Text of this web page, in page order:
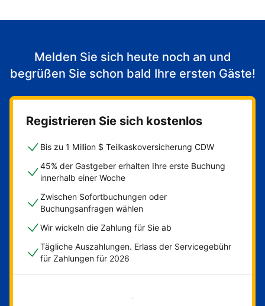
Melden Sie sich heute noch an und
begrüßen Sie schon bald Ihre ersten Gäste!
Registrieren Sie sich kostenlos
Bis zu 1 Million $ Teilkaskoversicherung CDW
45% der Gastgeber erhalten Ihre erste Buchung
innerhalb einer Woche
Zwischen Sofortbuchungen oder
Buchungsanfragen wählen
Wir wickeln die Zahlung für Sie ab
Tägliche Auszahlungen. Erlass der Servicegebühr
für Zahlungen für 2026
Jetzt loslegen